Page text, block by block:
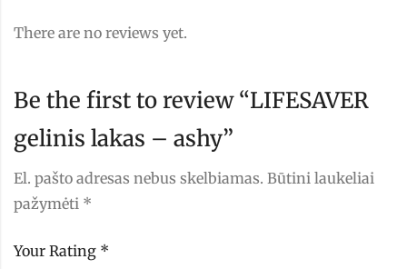
There are no reviews yet.
Be the first to review “LIFESAVER
gelinis lakas – ashy”
El. pašto adresas nebus skelbiamas. Būtini laukeliai
pažymėti *
Your Rating *